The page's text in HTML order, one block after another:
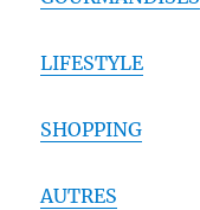
LIFESTYLE
SHOPPING
AUTRES